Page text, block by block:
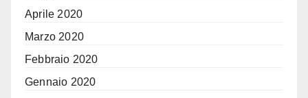
Aprile 2020
Marzo 2020
Febbraio 2020
Gennaio 2020